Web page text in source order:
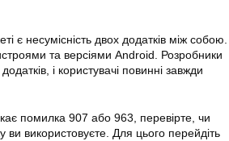
є несумісність двох додатків між собою.
та версіями Android. Розробники
і користувачі повинні завжди
помилка 907 або 963, перевірте, чи
використовуєте. Для цього перейдіть